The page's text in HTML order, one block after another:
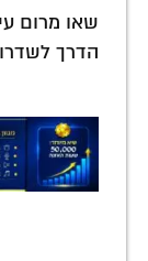
שאו מרום
הדרך